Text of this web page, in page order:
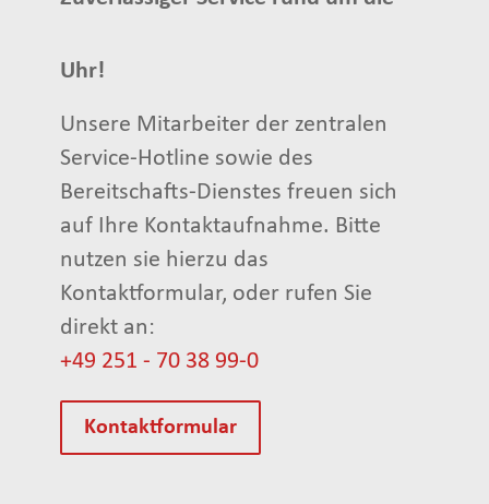
Uhr!
Unsere Mitarbeiter der zentralen
Service-Hotline sowie des
Bereitschafts-Dienstes freuen sich
auf Ihre Kontaktaufnahme. Bitte
nutzen sie hierzu das
Kontaktformular, oder rufen Sie
direkt an:
+49 251 - 70 38 99-0
Kontaktformular